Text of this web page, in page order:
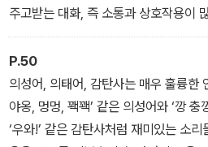
아이에게 더 필요한 것은 부모와의 긍
모와 신체적·정서적으로 교류하며 영
는 영어에 대한 편안하고 좋은 감정이
공부에 대한 탐구심, 호기심, 자신감이
주고받는 대화, 즉 소통과 상호작용이
정서와 언어발달 및 뇌 기능 발달에 미
또한 언어 학습 시 소통의 중요성을 뒷
충분히 주어졌을 때 아이의 말문은 터
한 맥락과 단서, 스스로 참여하고 싶게
<단일언어든 이중언어든 언어의 본질
P.50
의성어, 의태어, 감탄사는 매우 훌륭한
야옹, 멍멍, 꽥꽥’ 같은 의성어와 ‘깡 충
‘우와!’ 같은 감탄사처럼 재미있는 소